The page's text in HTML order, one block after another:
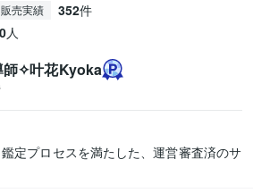
販売実績 352件
0人
師✧叶花Kyoka
定プロセスを満たした、運営審査済のサ